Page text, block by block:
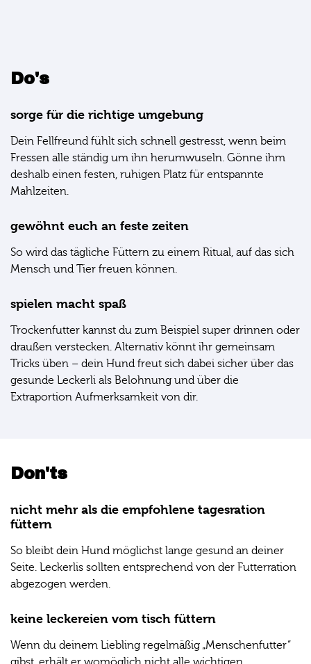
Do's
sorge für die richtige umgebung
Dein Fellfreund fühlt sich schnell gestresst, wenn beim
Fressen alle ständig um ihn herumwuseln. Gönne ihm
deshalb einen festen, ruhigen Platz für entspannte
Mahlzeiten.
gewöhnt euch an feste zeiten
So wird das tägliche Füttern zu einem Ritual, auf das sich
Mensch und Tier freuen können.
spielen macht spaß
Trockenfutter kannst du zum Beispiel super drinnen oder
draußen verstecken. Alternativ könnt ihr gemeinsam
Tricks üben – dein Hund freut sich dabei sicher über das
gesunde Leckerli als Belohnung und über die
Extraportion Aufmerksamkeit von dir.
Don'ts
nicht mehr als die empfohlene tagesration
füttern
So bleibt dein Hund möglichst lange gesund an deiner
Seite. Leckerlis sollten entsprechend von der Futterration
abgezogen werden.
keine leckereien vom tisch füttern
Wenn du deinem Liebling regelmäßig „Menschenfutter“